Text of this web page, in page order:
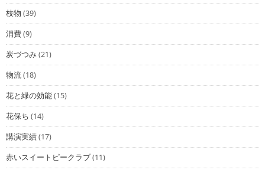
枝物 (39)
消費(9)
炭づつみ(21)
物流(18)
花と緑の効能(15)
花保ち (14)
講演実績(17)
赤いスイートピークラブ(11)